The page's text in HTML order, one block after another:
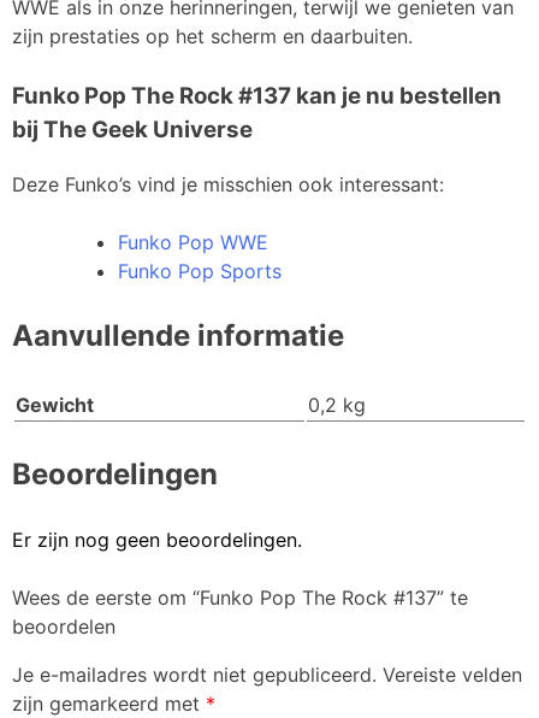
WWE als in onze herinneringen, terwijl we genieten van
zijn prestaties op het scherm en daarbuiten.
Funko Pop The Rock #137 kan je nu bestellen
bij The Geek Universe
Deze Funko’s vind je misschien ook interessant:
Funko Pop WWE
Funko Pop Sports
Aanvullende informatie
Gewicht 0,2 kg
Beoordelingen
Er zijn nog geen beoordelingen.
Wees de eerste om “Funko Pop The Rock #137” te
beoordelen
Je e-mailadres wordt niet gepubliceerd. Vereiste velden
zijn gemarkeerd met *